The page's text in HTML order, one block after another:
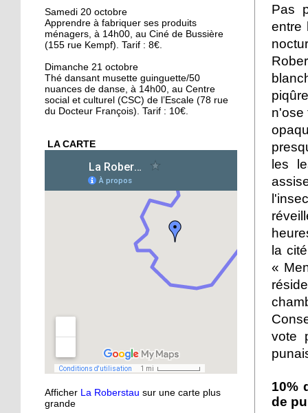
Conseil municipal : la
Cité de l'Ill et les quartiers
au coeur des débats
16 octobre 2018
La forêt de la Robertsau,
un écrin de biodiversité
Végéman : le premier
kebab végan de
Strasbourg plébiscité
Divergences autour de la
protection des animaux
L'école Schwilgué en
11 octobre 2018
Oser parler avec les
marionnettes
11 octobre 2018
Samedi 20 octobre
Apprendre à fabriquer ses produits
ménagers, à 14h00, au Ciné de Bussière
(155 rue Kempf). Tarif : 8€.
Dimanche 21 octobre
Thé dansant musette guinguette/50
nuances de danse, à 14h00, au Centre
social et culturel (CSC) de l’Escale (78 rue
du Docteur François). Tarif : 10€.
LA CARTE
Afficher La Roberstau sur une carte plus
grande
Pas
entre
n'ose
les
la
«
vote
10%
de